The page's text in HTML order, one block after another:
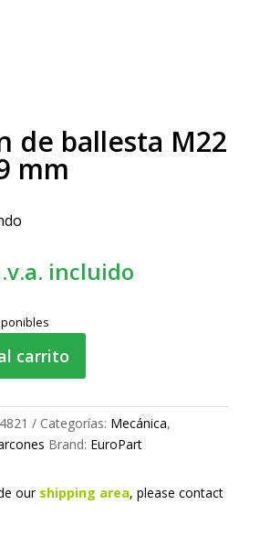
de ballesta M22
mm
incluido
carrito
Categorías: Mecánica,
Brand: EuroPart
our shipping area, please contact